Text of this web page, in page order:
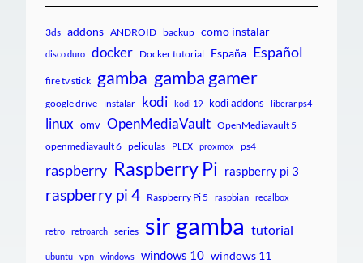
3ds addons ANDROID backup como instalar
disco duro docker Docker tutorial España Español
fire tv stick gamba gamba gamer
google drive instalar kodi kodi 19 kodi addons liberar ps4
linux omv OpenMediaVault OpenMediavault 5
openmediavault 6 peliculas PLEX proxmox ps4
raspberry Raspberry Pi raspberry pi 3
raspberry pi 4 Raspberry Pi 5 raspbian recalbox
retro retroarch series sir gamba tutorial
ubuntu vpn windows windows 10 windows 11